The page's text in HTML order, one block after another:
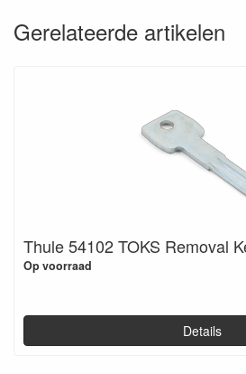
Gerelateerde artikelen
Thule 54102 TOKS Removal
Op voorraad
Details